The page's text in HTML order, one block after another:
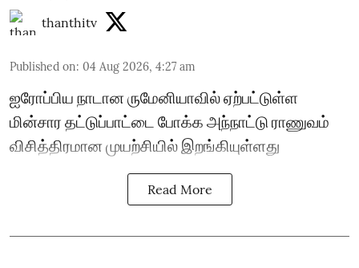
thanthitv
Published on: 04 Aug 2026, 4:27 am
ஐரோப்பிய நாடான ருமேனியாவில் ஏற்பட்டுள்ள
மின்சார தட்டுப்பாட்டை போக்க அந்நாட்டு ராணுவம்
விசித்திரமான முயற்சியில் இறங்கியுள்ளது
Read More